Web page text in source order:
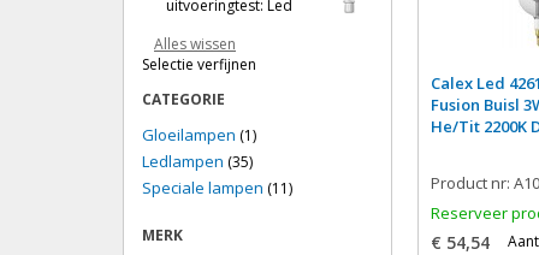
Calex Led
Fusion Buisl
He/Tit 2200K
Product nr:
Reserveer
€ 54,54
uitvoeringtest: Led
Alles wissen
Selectie verfijnen
CATEGORIE
Gloeilampen (1)
Ledlampen (35)
Speciale lampen (11)
MERK